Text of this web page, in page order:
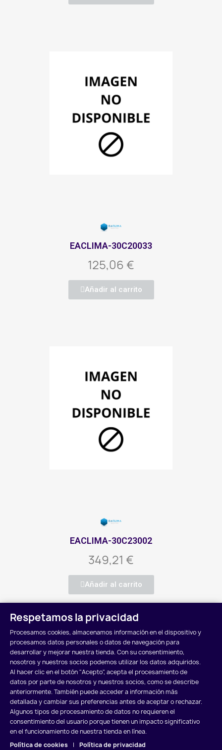
EACLIMA-30C20033
125,06 €
Añadir al carrito
EACLIMA-30C23002
349,21 €
Añadir al carrito
Mostrando 1-12 de 128 artículo(s)
123…11Siguiente
Volver arriba
POLÍTICA DE COOKIES
POLÍTICA DE PRIVACIDAD
AVISO LEGAL
Respetamos la privacidad
Procesamos cookies, almacenamos información en el dispositivo y
procesamos datos personales o datos de navegación para
desarrollar y mejorar nuestra tienda. Con su consentimiento,
nosotros y nuestros socios podemos utilizar los datos adquiridos.
Al hacer clic en el botón "Acepto", acepta el procesamiento de
datos por parte de nosotros y nuestros socios, como se describe
anteriormente. También puede acceder a información más
detallada y cambiar sus preferencias antes de aceptar o rechazar.
Algunos tipos de procesamiento de datos no requieren el
consentimiento del usuario porque tienen un impacto significativo
en el funcionamiento de nuestra tienda en línea.
Política de cookies
| Política de privacidad